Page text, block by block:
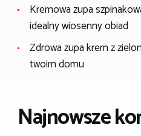
Kremowa zupa
idealny wiosenny obiad
Zdrowa zupa krem z
twoim domu
Najnowsze